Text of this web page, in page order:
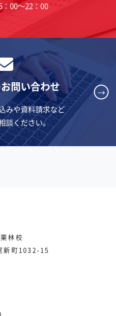
：00～22：00
問い合わせ
みや資料請求など
談ください。
→
林校
新町1032-15